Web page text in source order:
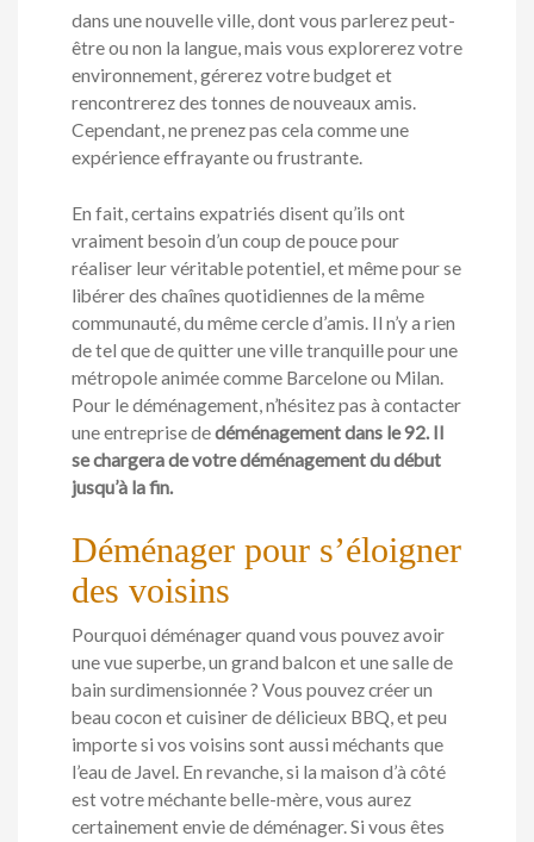
dans une nouvelle ville, dont vous parlerez peut-
être ou non la langue, mais vous explorerez votre
environnement, gérerez votre budget et
rencontrerez des tonnes de nouveaux amis.
Cependant, ne prenez pas cela comme une
expérience effrayante ou frustrante.
En fait, certains expatriés disent qu’ils ont
vraiment besoin d’un coup de pouce pour
réaliser leur véritable potentiel, et même pour se
libérer des chaînes quotidiennes de la même
communauté, du même cercle d’amis. Il n’y a rien
de tel que de quitter une ville tranquille pour une
métropole animée comme Barcelone ou Milan.
Pour le déménagement, n’hésitez pas à contacter
une entreprise dedéménagement dans le 92. Il
se chargera de votre déménagement du début
jusqu’à la fin.
Déménager pour s’éloigner
des voisins
Pourquoi déménager quand vous pouvez avoir
une vue superbe, un grand balcon et une salle de
bain surdimensionnée ? Vous pouvez créer un
beau cocon et cuisiner de délicieux BBQ, et peu
importe si vos voisins sont aussi méchants que
l’eau de Javel. En revanche, si la maison d’à côté
est votre méchante belle-mère, vous aurez
certainement envie de déménager. Si vous êtes